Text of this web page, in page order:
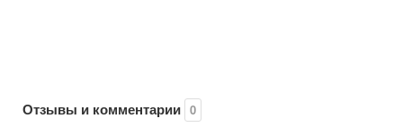
Отзывы и комментарии 0